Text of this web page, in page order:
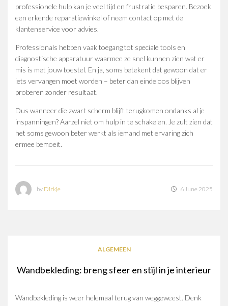
professionele hulp kan je veel tijd en frustratie besparen. Bezoek
een erkende reparatiewinkel of neem contact op met de
klantenservice voor advies.
Professionals hebben vaak toegang tot speciale tools en
diagnostische apparatuur waarmee ze snel kunnen zien wat er
mis is met jouw toestel. En ja, soms betekent dat gewoon dat er
iets vervangen moet worden – beter dan eindeloos blijven
proberen zonder resultaat.
Dus wanneer die zwart scherm blijft terugkomen ondanks al je
inspanningen? Aarzel niet om hulp in te schakelen. Je zult zien dat
het soms gewoon beter werkt als iemand met ervaring zich
ermee bemoeit.
by Dirkje 6 June 2025
ALGEMEEN
Wandbekleding: breng sfeer en stijl in je interieur
Wandbekleding is weer helemaal terug van weggeweest. Denk